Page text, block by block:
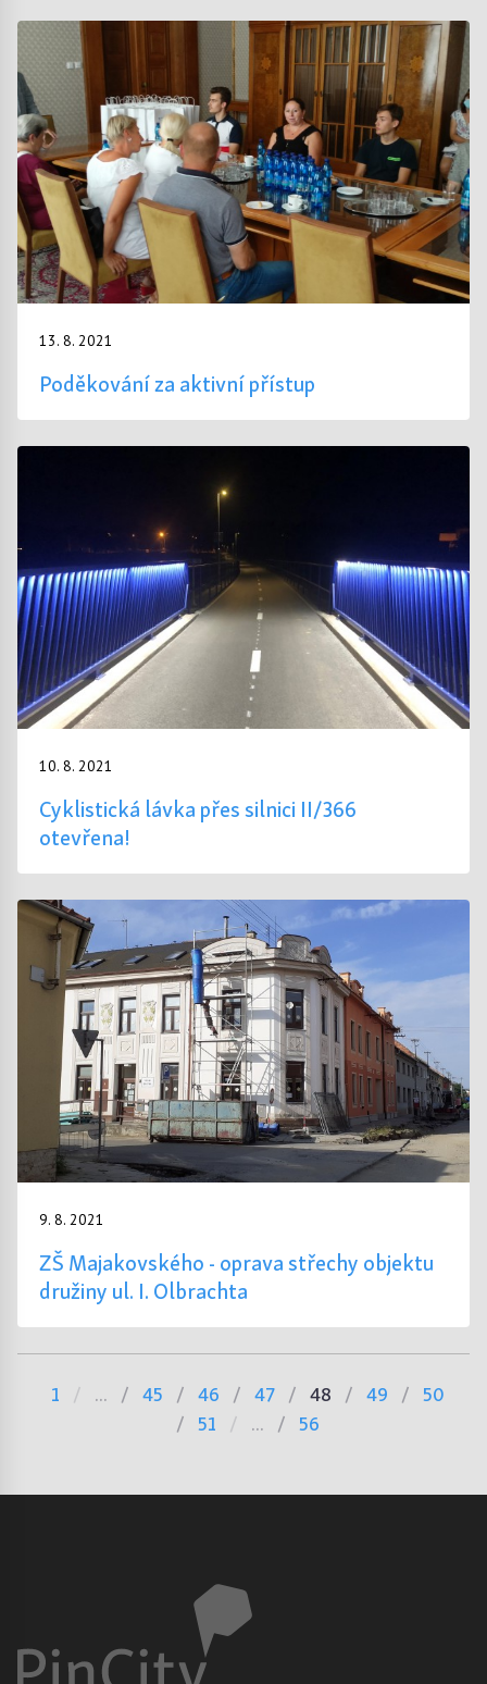
13. 8. 2021
Poděkování za aktivní přístup
10. 8. 2021
Cyklistická lávka přes silnici II/366
otevřena!
9. 8. 2021
ZŠ Majakovského - oprava střechy objektu
družiny ul. I. Olbrachta
1 ... 45 46 47 48 49
50
51
... 56